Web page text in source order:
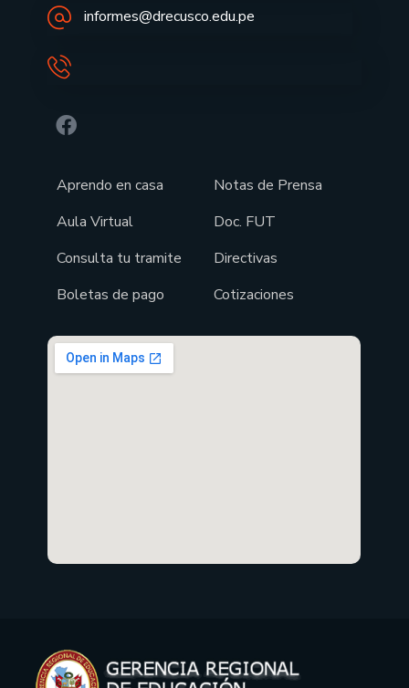
informes@drecusco.edu.pe
Aprendo en casa
Aula Virtual
Consulta tu tramite
Boletas de pago
Notas de Prensa
Doc. FUT
Directivas
Cotizaciones